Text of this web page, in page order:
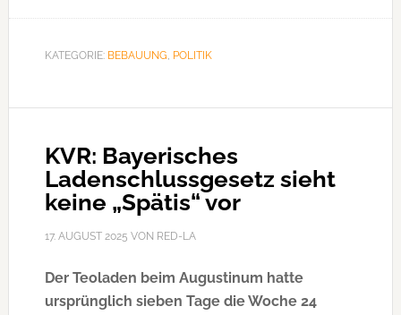
Nord
grünen
Norden
schützen!
KATEGORIE: BEBAUUNG, POLITIK
KVR: Bayerisches
Ladenschlussgesetz sieht
keine „Spätis“ vor
17. AUGUST 2025 VON RED-LA
Der Teoladen beim Augustinum hatte
ursprünglich sieben Tage die Woche 24